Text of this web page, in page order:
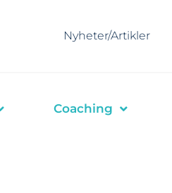
Nyheter/Artikler
Coaching